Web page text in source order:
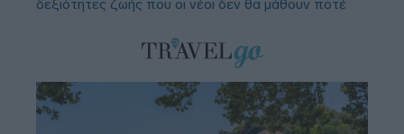
δεξιότητες ζωής που οι νέοι δεν θα μάθουν ποτέ